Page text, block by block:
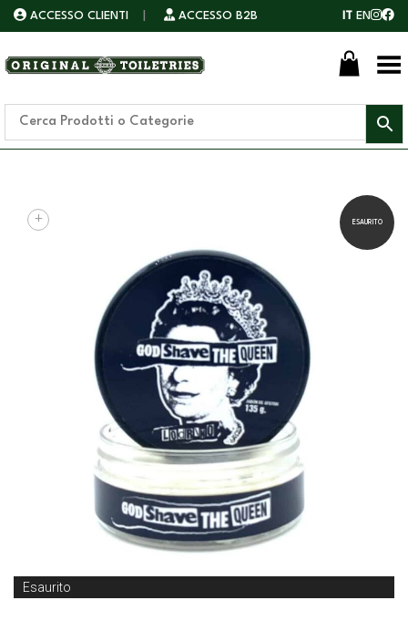
ACCESSO CLIENTI ACCESSO B2B IT EN
Toggle Menu
ESAURITO
+
Esaurito